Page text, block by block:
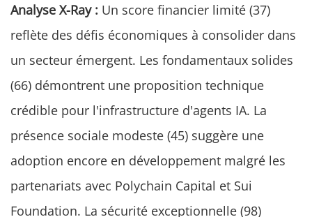
Analyse X-Ray : Un score financier limité (37)
reflète des défis économiques à consolider dans
un secteur émergent. Les fondamentaux solides
(66) démontrent une proposition technique
crédible pour l'infrastructure d'agents IA. La
présence sociale modeste (45) suggère une
adoption encore en développement malgré les
partenariats avec Polychain Capital et Sui
Foundation. La sécurité exceptionnelle (98)